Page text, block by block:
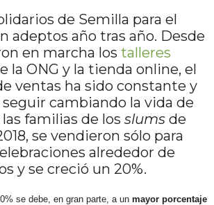
de Semilla para el
adeptos año tras año. Desde
en marcha los talleres
la ONG y la tienda online, el
ventas ha sido constante y
cambiando la vida de
familias de los slums de
se vendieron sólo para
alrededor de
y se creció un 20%.
se debe, en gran parte, a un mayor porcentaje